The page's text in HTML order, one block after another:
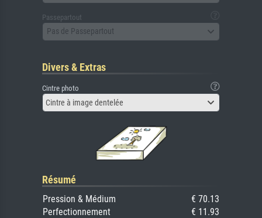
Passepartout
Pas de Passepartout
Divers & Extras
Cintre photo
Cintre à image dentelée
Résumé
Pression & Médium
€ 70.13
Perfectionnement
€ 11.93